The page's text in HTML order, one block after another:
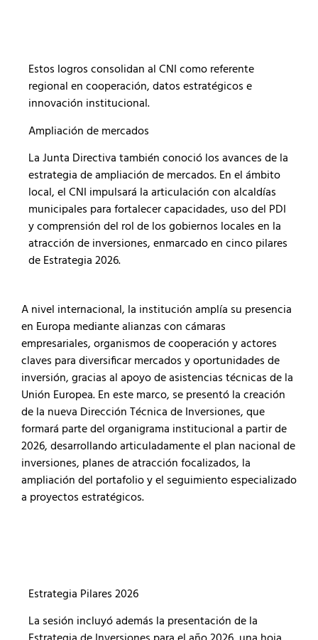
Estos logros consolidan al CNI como referente
regional en cooperación, datos estratégicos e
innovación institucional.
Ampliación de mercados
La Junta Directiva también conoció los avances de la
estrategia de ampliación de mercados. En el ámbito
local, el CNI impulsará la articulación con alcaldías
municipales para fortalecer capacidades, uso del PDI
y comprensión del rol de los gobiernos locales en la
atracción de inversiones, enmarcado en cinco pilares
de Estrategia 2026.
A nivel internacional, la institución amplía su presencia
en Europa mediante alianzas con cámaras
empresariales, organismos de cooperación y actores
claves para diversificar mercados y oportunidades de
inversión, gracias al apoyo de asistencias técnicas de la
Unión Europea. En este marco, se presentó la creación
de la nueva Dirección Técnica de Inversiones, que
formará parte del organigrama institucional a partir de
2026, desarrollando articuladamente el plan nacional de
inversiones, planes de atracción focalizados, la
ampliación del portafolio y el seguimiento especializado
a proyectos estratégicos.
Estrategia Pilares 2026
La sesión incluyó además la presentación de la